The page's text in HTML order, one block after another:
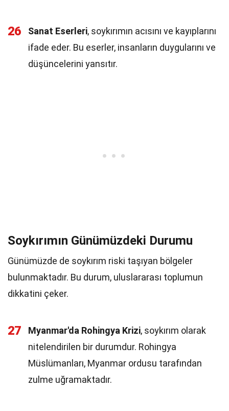
26 Sanat Eserleri, soykırımın acısını ve kayıplarını
ifade eder. Bu eserler, insanların duygularını ve
düşüncelerini yansıtır.
Soykırımın Günümüzdeki Durumu
Günümüzde de soykırım riski taşıyan bölgeler
bulunmaktadır. Bu durum, uluslararası toplumun
dikkatini çeker.
27 Myanmar'da Rohingya Krizi, soykırım olarak
nitelendirilen bir durumdur. Rohingya
Müslümanları, Myanmar ordusu tarafından
zulme uğramaktadır.